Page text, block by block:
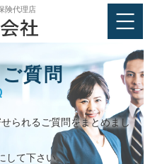
険代理店
質問
られるご質問をまとめまし
して下さい。